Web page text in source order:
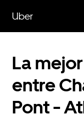
contenido
principal
Uber
La
entre
Pont -